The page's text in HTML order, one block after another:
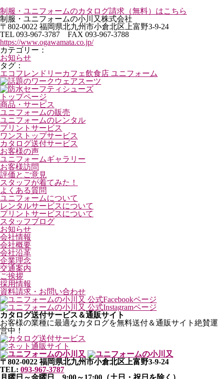
制服・ユニフォームのカタログ請求（無料）はこちら
制服・ユニフォームの小川又株式会社
〒802-0022 福岡県北九州市小倉北区上富野3-9-24
TEL 093-967-3787 FAX 093-967-3788
https://www.ogawamata.co.jp/
カテゴリー：
お知らせ
タグ：
エコフレンドリーカフェ飲食店 ユニフォーム
話題のワークウェアスーツ
防水セーフティシューズ
トップページ
商品・サービス
ユニフォームの販売
ユニフォームのレンタル
プリントサービス
ワンストップサービス
カタログ送付サービス
お客様の声
ユニフォームギャラリー
お客様訪問
評価とご意見
スタッフが着てみた！
よくある質問
ユニフォームについて
レンタルサービスについて
プリントサービスについて
スタッフブログ
お知らせ
会社情報
会社概要
会社沿革
企業理念
交通案内
ご挨拶
採用情報
資料請求・お問い合わせ
カタログ送付サービス＆通販サイト
お客様の業種に最適なカタログを無料送付＆通販サイト絶賛運
営中！
〒802-0022 福岡県北九州市小倉北区上富野3-9-24
TEL: 093-967-3787
月曜日～金曜日 9:00～17:00（土日・祝日を除く）